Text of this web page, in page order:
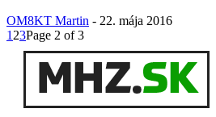
OM8KT Martin - 22. mája 2016
1 23Page 2 of 3